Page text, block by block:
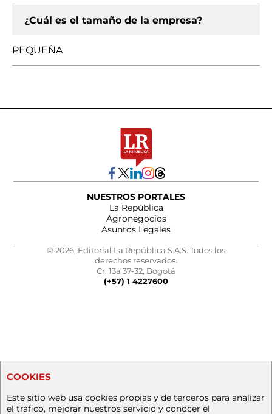
¿Cuál es el tamaño de la empresa?
PEQUEÑA
NUESTROS PORTALES
La República
Agronegocios
Asuntos Legales
© 2026, Editorial La República S.A.S. Todos los
derechos reservados.
Cr. 13a 37-32, Bogotá
(+57) 1 4227600
COOKIES
Este sitio web usa cookies propias y de terceros para analizar
el tráfico, mejorar nuestros servicio y conocer el